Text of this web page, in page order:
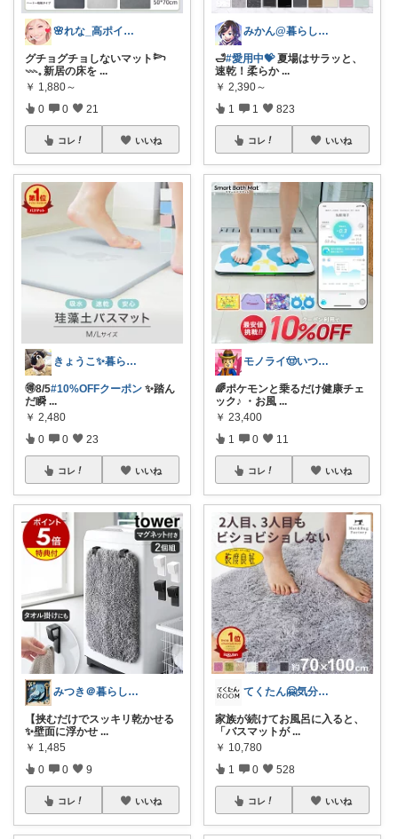
🌸れな_高ポイントday🛒♩◡̈*
グチョグチョしないマット𓆸
𓇠𓈒 新居の床を ...
￥ 1,880～
0 0 21
コレ いいね
きょうこ✨暮らしをちょっと便利に✨
🉐8/5#10%OFFクーポン ✨踏ん
だ瞬 ...
￥ 2,480
0 0 23
コレ いいね
みつき＠暮らしのお気に入り
【挟むだけでスッキリ乾かせる
✨壁面に浮かせ ...
￥ 1,485
0 0 9
コレ いいね
みかん@暮らしのもの／暑さ対策に全力⛱️
🛁#愛用中💝夏場はサラッと、
速乾！柔らか ...
￥ 2,390～
1 1 823
コレ いいね
モノライ🤠いつもありがとうです！
🌈ポケモンと乗るだけ健康チェ
ック♪ ・お風 ...
￥ 23,400
1 0 11
コレ いいね
てくたん🤗気分がアガる⤴インテリア雑貨
家族が続けてお風呂に入ると、
「バスマットが ...
￥ 10,780
1 0 528
コレ いいね